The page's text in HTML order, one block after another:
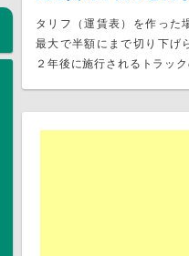
タリフ（運賃表）を作った
最大で半額にまで切り下げ
２年後に施行されるトラック